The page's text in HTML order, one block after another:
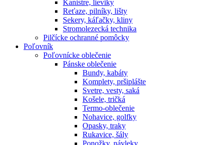
Kanistre, lieviky
Reťaze, pilníky, lišty
Sekery, káľačky, kliny
Stromolezecká technika
Pilčícke ochranné pomôcky
Poľovník
Poľovnícke oblečenie
Pánske oblečenie
Bundy, kabáty
Komplety, pršiplášte
Svetre, vesty, saká
Košele, tričká
Termo-oblečenie
Nohavice, golfky
Opasky, traky
Rukavice, šály
Ponožky, návleky